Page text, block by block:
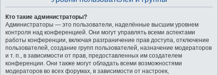
Кто такие администраторы?
Администраторы — это пользователи, наделённые высшим уровнем
контроля над конференцией. Они могут управлять всеми аспектами
работы конференции, включая разграничение прав доступа, отключение
пользователей, создание групп пользователей, назначение модераторов
и т. п., в зависимости от прав, предоставленных им создателем
конференции. Они также могут обладать всеми возможностями
модераторов во всех форумах, в зависимости от настроек,